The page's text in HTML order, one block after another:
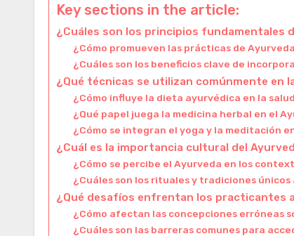
Key sections in the article:
¿Cuáles son los principios fundamentales
¿Cómo promueven las prácticas de
¿Cuáles son los beneficios clave de
¿Qué técnicas se utilizan comúnmente en
¿Cómo influye la dieta ayurvédica en la
¿Qué papel juega la medicina herbal en el
¿Cómo se integran el yoga y la meditación
¿Cuál es la importancia cultural del
¿Cómo se percibe el Ayurveda en los
¿Cuáles son los rituales y tradiciones
¿Qué desafíos enfrentan los practicantes
¿Cómo afectan las concepciones erróneas
¿Cuáles son las barreras comunes para